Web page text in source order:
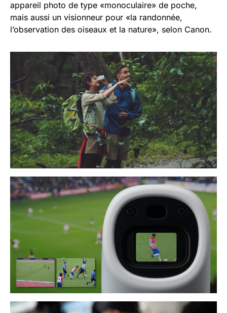
appareil photo de type «monoculaire» de poche,
mais aussi un visionneur pour «la randonnée,
l’observation des oiseaux et la nature», selon Canon.